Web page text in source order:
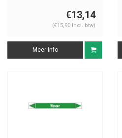
€13,14
(€15,90 Incl. btw)
Meer info